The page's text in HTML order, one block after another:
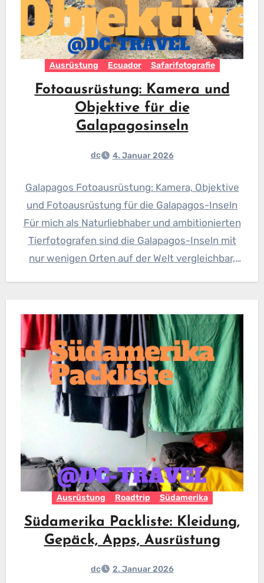
Ausrüstung Ecuador Safarifotografie
Fotoausrüstung: Kamera und
Objektive für die
Galapagosinseln
dc 4. Januar 2026
Galapagos Fotoausrüstung: Kamera, Objektive
und Fotoausrüstung für die Galapagos-Inseln
Für mich als Naturliebhaber und ambitionierten
Tierfotografen sind die Galapagos-Inseln mit
nur wenigen Orten auf der Welt vergleichbar,
Ausrüstung Roadtrip Südamerika
Südamerika Packliste: Kleidung,
Gepäck, Apps, Ausrüstung
dc 2. Januar 2026